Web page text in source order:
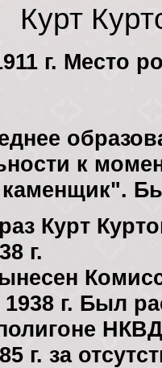
Курт
г. Место
к
каменщик".
Курт
г.
г. Был
г. за